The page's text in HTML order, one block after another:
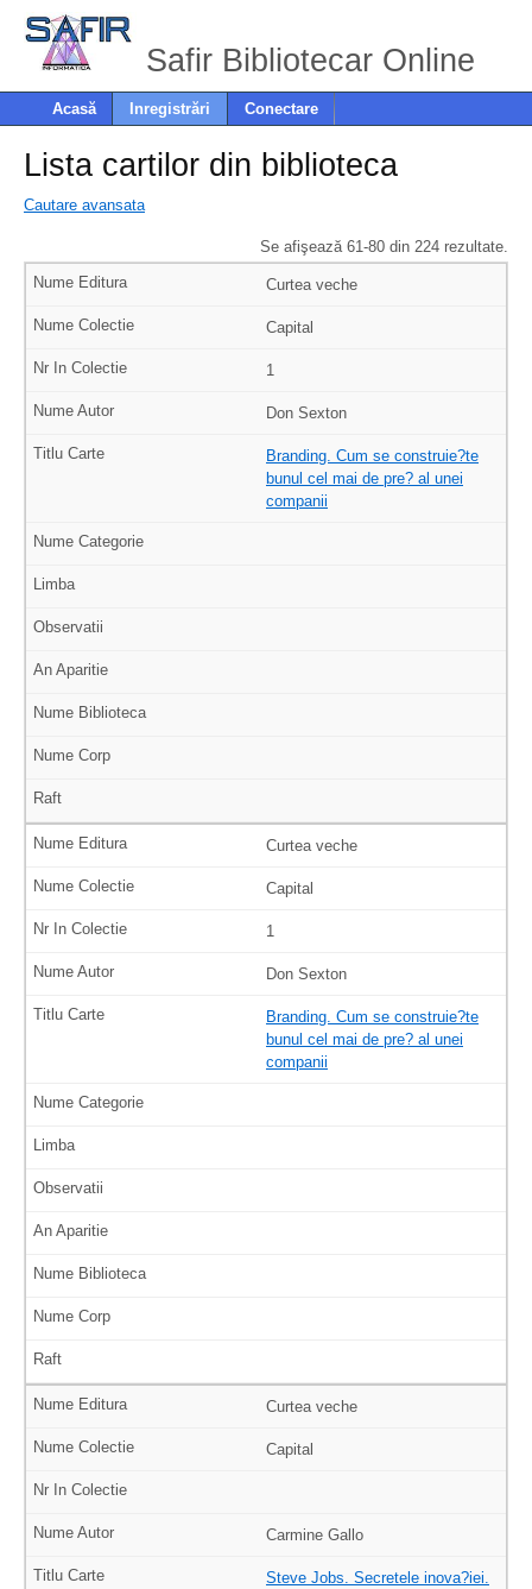
Safir Bibliotecar Online
Acasă Inregistrări Conectare
Lista cartilor din biblioteca
Cautare avansata
Se afişează 61-80 din 224 rezultate.
Curtea veche
Capital
1
Don Sexton
Branding. Cum se construie?te
bunul cel mai de pre? al unei
companii
Curtea veche
Capital
1
Don Sexton
Branding. Cum se construie?te
bunul cel mai de pre? al unei
companii
Curtea veche
Capital
Carmine Gallo
Steve Jobs. Secretele inova?iei.